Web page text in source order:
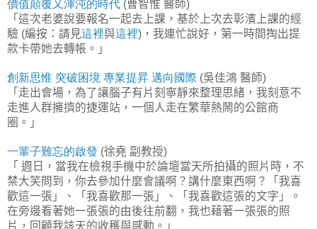
價值顛覆又渾沌的時代 (曹智惟 醫師)
「這次老婆說要報名一起去上課，基於上次去彰濱上課的經
驗 (編按：請見這裡與這裡) ，我連忙說好，第一時間掏出提
款卡帶她去轉帳。」
創新思惟 突破困境專業提昇邁向國際 (吳佳鴻醫師)
「走出會場，為了讓腦子有片刻寧靜來整理思緒，我刻意不
走進人群擁擠的捷運站，一個人走在繁華熱鬧的公館商
圈。」
一輩子難忘的啟發 (徐堯 副教授)
「週日，當我在檢視手機中於論壇當天所拍攝的照片時，不
禁大笑問到，你去參加什麼會議啊？講什麼東西啊？「我喜
歡這一張」、「我喜歡那一張」、「我喜歡這張的文字」。
在旁邊看著她一張張的由後往前翻，我也藉著一張張的照
片，回顧我該天的收穫與感動。」